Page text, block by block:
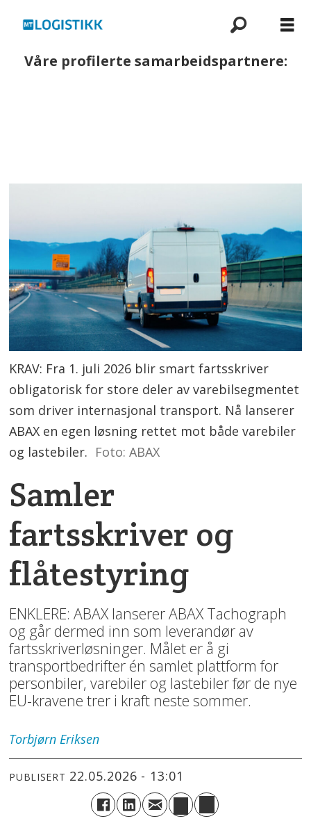
Våre profilerte samarbeidspartnere:
KRAV: Fra 1. juli 2026 blir smart fartsskriver
obligatorisk for store deler av varebilsegmentet
som driver internasjonal transport. Nå lanserer
ABAX en egen løsning rettet mot både varebiler
og lastebiler. Foto: ABAX
Samler
fartsskriver og
flåtestyring
ENKLERE: ABAX lanserer ABAX Tachograph
og går dermed inn som leverandør av
fartsskriverløsninger. Målet er å gi
transportbedrifter én samlet plattform for
personbiler, varebiler og lastebiler før de nye
EU-kravene trer i kraft neste sommer.
Torbjørn Eriksen
PUBLISERT 22.05.2026 - 13:01